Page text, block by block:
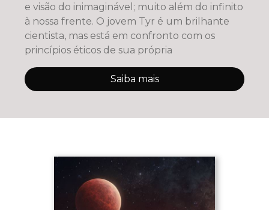
e visão do inimaginável; muito além do infinito
à nossa frente. O jovem Tyr é um brilhante
cientista, mas está em confronto com os
princípios éticos de sua própria
Saiba mais